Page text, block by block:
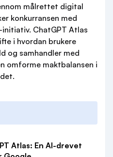
målrettet digital
konkurransen med
ChatGPT Atlas
i hvordan brukere
og samhandler med
omforme maktbalansen i
Atlas: En AI-drevet